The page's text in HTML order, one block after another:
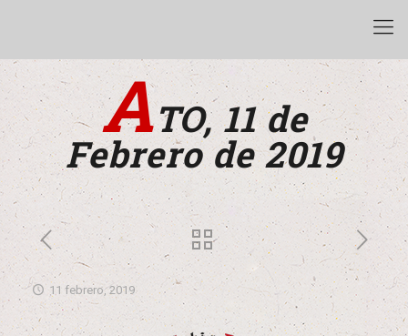
ATO, 11 de
Febrero de 2019
11 febrero, 2019